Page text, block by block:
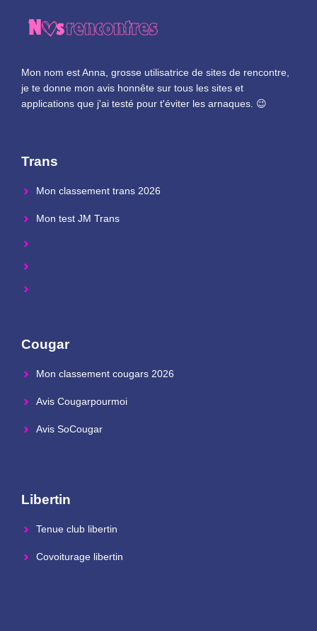
Mon nom est Anna, grosse utilisatrice de sites de rencontre,
je te donne mon avis honnête sur tous les sites et
applications que j'ai testé pour t'éviter les arnaques. 😉
Trans
Mon classement trans 2026
Mon test JM Trans
Cougar
Mon classement cougars 2026
Avis Cougarpourmoi
Avis SoCougar
Libertin
Tenue club libertin
Covoiturage libertin